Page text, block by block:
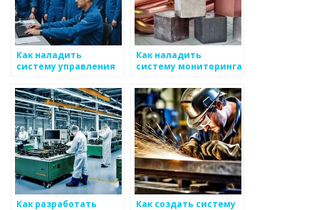
Как наладить
систему управления
кодов на рынке
металоизделий
Как наладить
систему мониторинга
производителей
металоизделий
Как разработать
Как создать систему